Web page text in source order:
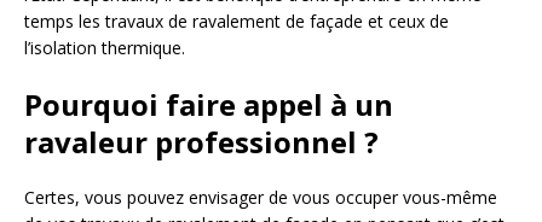
temps les travaux de ravalement de façade et ceux de
l’isolation thermique.
Pourquoi faire appel à un
ravaleur professionnel ?
Certes, vous pouvez envisager de vous occuper vous-même